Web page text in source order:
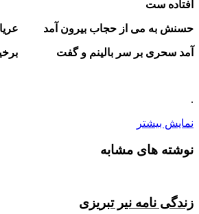
افتاده ست
حسنش به می از حجاب بیرون آمد
آمد سحری بر سر بالینم و گفت برخیز
.
نمایش بیشتر
نوشته های مشابه
زندگی نامه نیر تبریزی